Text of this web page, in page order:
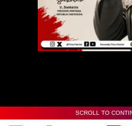
SCROLL TO